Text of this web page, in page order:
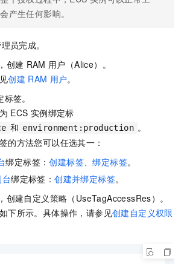
产生任何影响。
员完成。
，创建 RAM 用户（Alice）。
创建 RAM 用户。
签。
ECS 实例绑定标
和 environment:production 。
的方法您可以任选其一：
绑定标签：创建标签 、绑定标签。
台绑定标签：创建并绑定标签。
，创建自定义策略（UseTagAccessRes）。
下所示。具体操作，请参见创建自定义权限